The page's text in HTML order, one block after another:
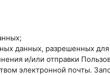
данных, разрешенных
и/или отправки
электронной почты.